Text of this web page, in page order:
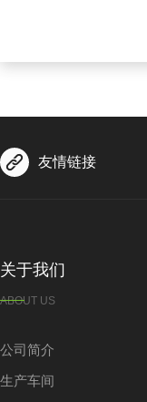
友情链接
关于我们
ABOUT US
公司简介
生产车间